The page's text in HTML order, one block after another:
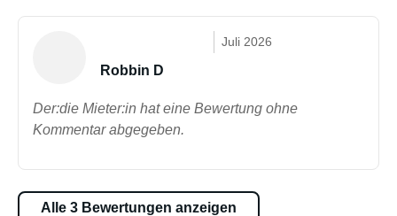
Juli 2026
Robbin D
Der:die Mieter:in hat eine Bewertung ohne
Kommentar abgegeben.
Alle 3 Bewertungen anzeigen